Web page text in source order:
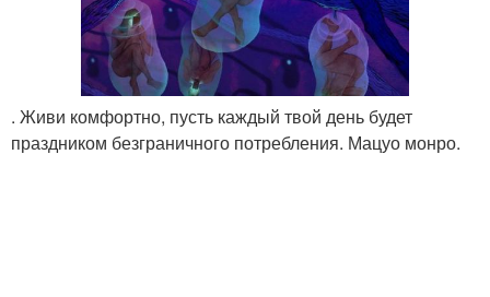
. Живи комфортно, пусть каждый твой день будет
праздником безграничного потребления. Мацуо монро.